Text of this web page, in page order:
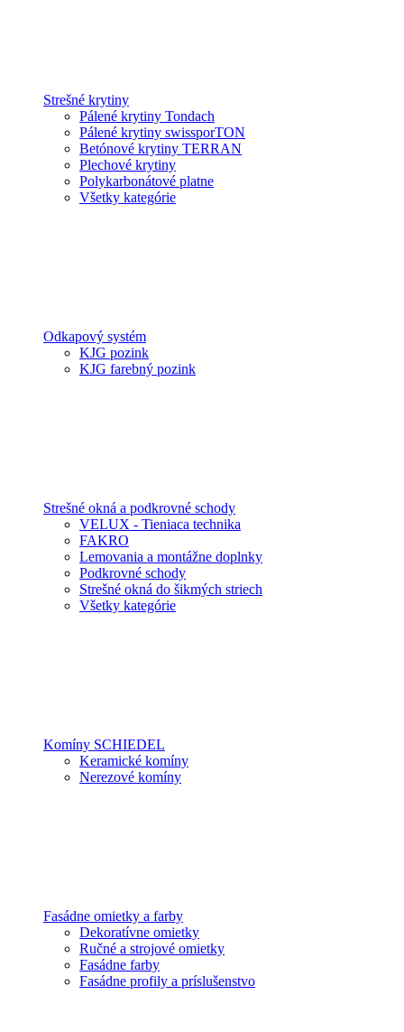
Strešné krytiny
Pálené krytiny Tondach
Pálené krytiny swissporTON
Betónové krytiny TERRAN
Plechové krytiny
Polykarbonátové platne
Všetky kategórie
Odkapový systém
KJG pozink
KJG farebný pozink
Strešné okná a podkrovné schody
VELUX - Tieniaca technika
FAKRO
Lemovania a montážne doplnky
Podkrovné schody
Strešné okná do šikmých striech
Všetky kategórie
Komíny SCHIEDEL
Keramické komíny
Nerezové komíny
Fasádne omietky a farby
Dekoratívne omietky
Ručné a strojové omietky
Fasádne farby
Fasádne profily a príslušenstvo